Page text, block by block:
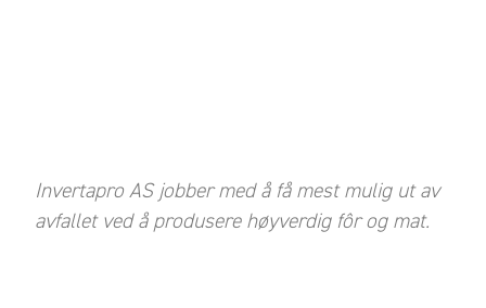
Invertapro AS jobber med å få mest mulig ut av
avfallet ved å produsere høyverdig fôr og mat.